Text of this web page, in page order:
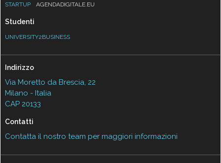
STARTUP
AGENDADIGITALE.EU
Studenti
UNIVERSITY2BUSINESS
Indirizzo
Via Moretto da Brescia, 22
Milano - Italia
CAP 20133
Contatti
Contatta il nostro team per maggiori informazioni